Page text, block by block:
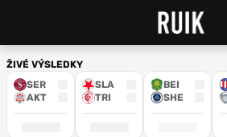
ŽIVÉ VÝSLEDKY
SER
AKT
SLA
TRI
BEI
SHE